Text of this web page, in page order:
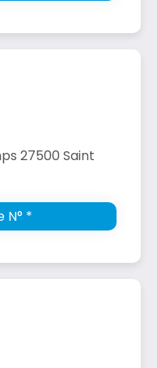
27500 Saint
*